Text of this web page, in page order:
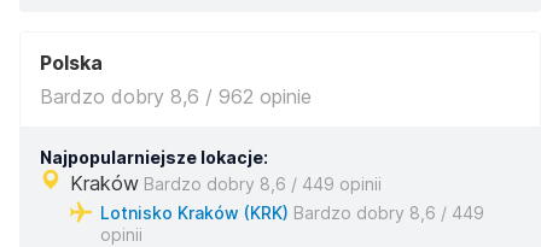
Polska
Bardzo dobry 8,6 / 962 opinie
Najpopularniejsze lokacje:
Kraków Bardzo dobry 8,6 / 449 opinii
Lotnisko Kraków (KRK) Bardzo dobry 8,6 / 449
opinii